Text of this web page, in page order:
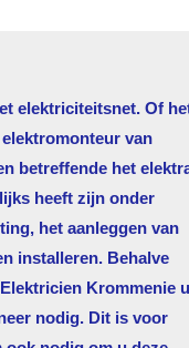
elektriciteitsnet. Of
van
betreffende het
heeft zijn onder
het aanleggen van
installeren. Behalve
Elektricien Krommenie u
nodig. Dit is voor